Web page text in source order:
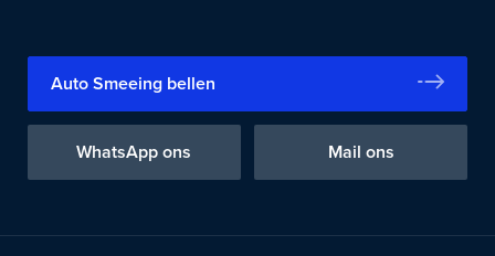
Auto Smeeing bellen
WhatsApp ons Mail ons